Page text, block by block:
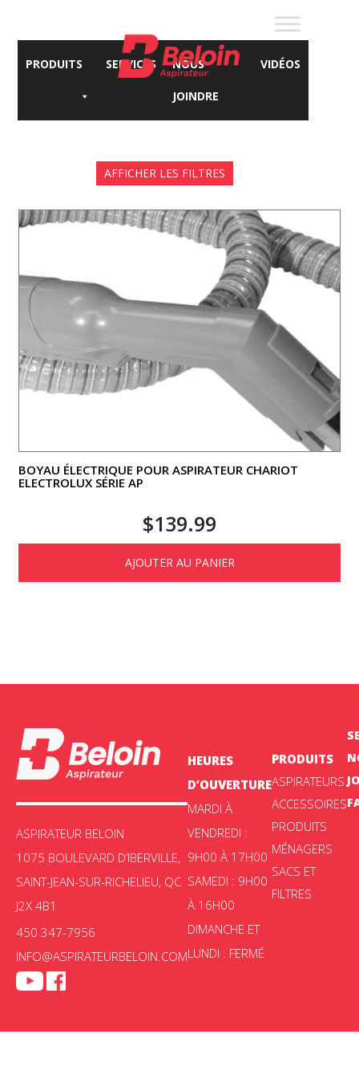
PRODUITS SERVICES NOUS
JOINDRE
VIDÉOS
AFFICHER LES FILTRES
BOYAU ÉLECTRIQUE POUR ASPIRATEUR CHARIOT
ELECTROLUX SÉRIE AP
$139.99
AJOUTER AU PANIER
ASPIRATEUR BELOIN
1075 BOULEVARD D’IBERVILLE,
SAINT-JEAN-SUR-RICHELIEU, QC
J2X 4B1
450 347-7956
INFO@ASPIRATEURBELOIN.COM
HEURES
D’OUVERTURE
MARDI À
VENDREDI :
9H00 À 17H00
SAMEDI : 9H00
À 16H00
DIMANCHE ET
LUNDI : FERMÉ
PRODUITS
ASPIRATEURS
ACCESSOIRES
PRODUITS
MÉNAGERS
SACS ET
FILTRES